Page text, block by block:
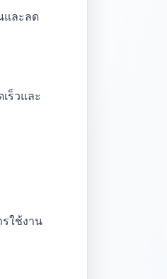
และลด
ร็วและ
ใช้งาน